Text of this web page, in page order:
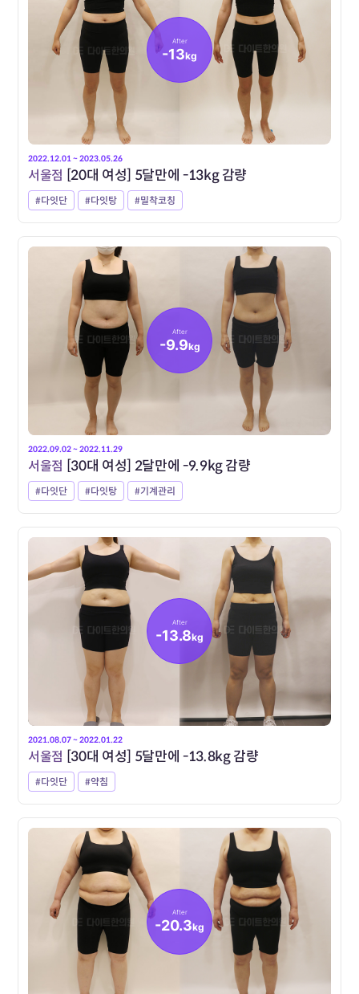
After
-13kg
2022.12.01 ~ 2023.05.26
서울점 [20대 여성] 5달만에 -13kg 감량
#다잇단 #다잇탕 #밀착코칭
After
-9.9kg
2022.09.02 ~ 2022.11.29
서울점 [30대 여성] 2달만에 -9.9kg 감량
#다잇단 #다잇탕 #기계관리
After
-13.8kg
2021.08.07 ~ 2022.01.22
서울점 [30대 여성] 5달만에 -13.8kg 감량
#다잇단 #약침
After
-20.3kg